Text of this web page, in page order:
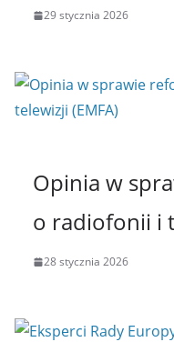
29 stycznia 2026
Opinia w
o radiofonii i
28 stycznia 2026